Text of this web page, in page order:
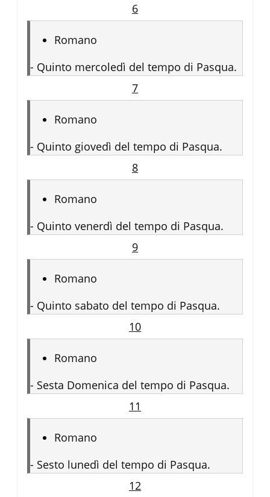
6
Romano
- Quinto mercoledì del tempo di Pasqua.
7
Romano
- Quinto giovedì del tempo di Pasqua.
8
Romano
- Quinto venerdì del tempo di Pasqua.
9
Romano
- Quinto sabato del tempo di Pasqua.
10
Romano
- Sesta Domenica del tempo di Pasqua.
11
Romano
- Sesto lunedì del tempo di Pasqua.
12